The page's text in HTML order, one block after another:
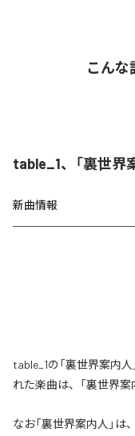
こんな
table_1、「裏世界
新曲情報
table_1の「裏世界案内
れた楽曲は、「裏世界案
なお「裏世界案内人 」は、